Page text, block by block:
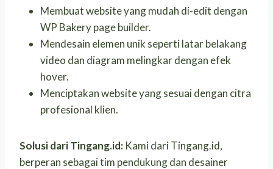
Membuat website yang mudah di-edit dengan
WP Bakery page builder.
Mendesain elemen unik seperti latar belakang
video dan diagram melingkar dengan efek
hover.
Menciptakan website yang sesuai dengan citra
profesional klien.
Solusi dari Tingang.id: Kami dari Tingang.id,
berperan sebagai tim pendukung dan desainer